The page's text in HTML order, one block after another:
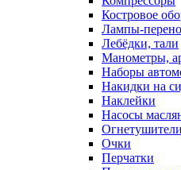
Костровое
Лампы-
Лебёдки, тали
Манометры,
Наборы
Накидки на
Наклейки
Насосы
Огнетушители
Очки
Перчатки